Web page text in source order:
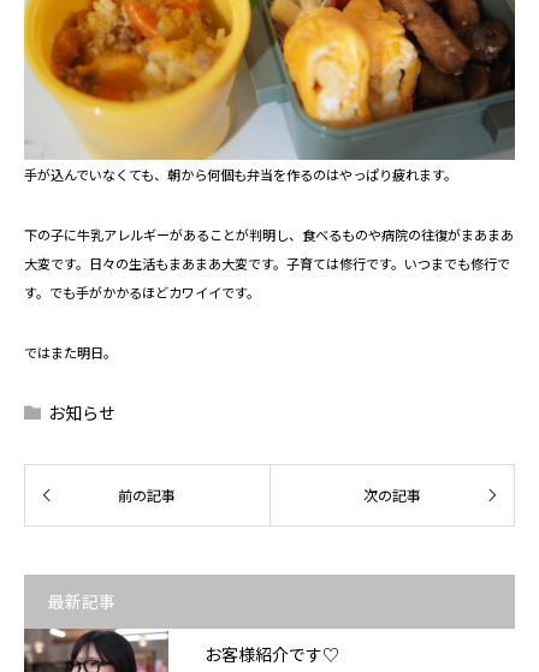
手が込んでいなくても、朝から何個も弁当を作るのはやっぱり疲れます。
下の子に牛乳アレルギーがあることが判明し、食べるものや病院の往復がまあまあ
大変です。日々の生活もまあまあ大変です。子育ては修行です。いつまでも修行で
す。でも手がかかるほどカワイイです。
ではまた明日。
お知らせ
最新記事
お客様紹介です♡